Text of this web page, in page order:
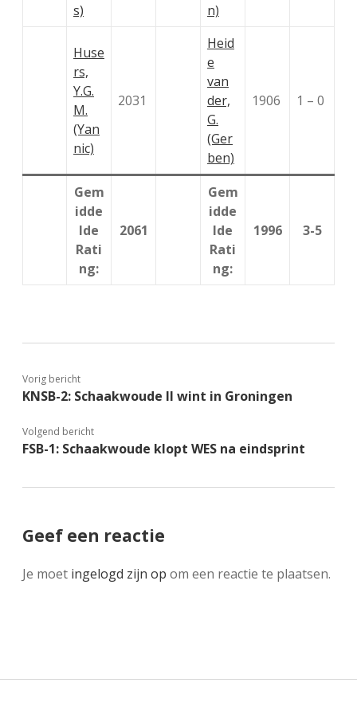
s)
n)
Huse
rs,
Y.G.
M.
(Yan
nic)
2031
Heid
e
van
der,
G.
(Ger
ben)
1906 1 – 0
Gem
idde
lde
Rati
ng:
2061
Gem
idde
lde
Rati
ng:
1996 3-5
Vorig bericht
KNSB-2: Schaakwoude II wint in Groningen
Volgend bericht
FSB-1: Schaakwoude klopt WES na eindsprint
Geef een reactie
Je moet ingelogd zijn op om een reactie te plaatsen.